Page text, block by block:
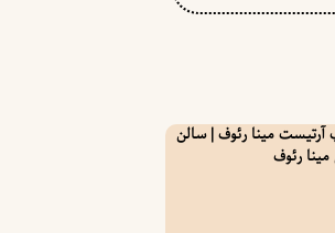
آرتیست مینا رئوف | سالن
مینا رئوف